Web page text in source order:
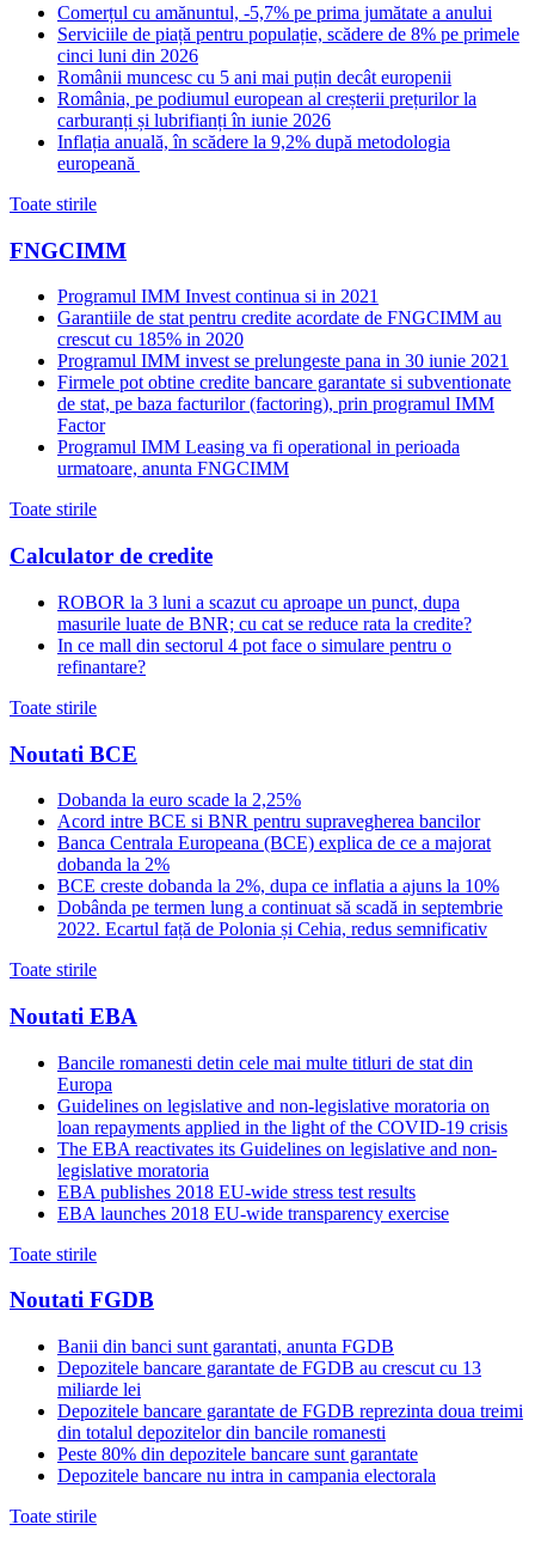
Comerțul cu amănuntul, -5,7% pe prima jumătate a anului
Serviciile de piață pentru populație, scădere de 8% pe primele
cinci luni din 2026
Românii muncesc cu 5 ani mai puțin decât europenii
România, pe podiumul european al creșterii prețurilor la
carburanți și lubrifianți în iunie 2026
Inflația anuală, în scădere la 9,2% după metodologia
europeană
Toate stirile
FNGCIMM
Programul IMM Invest continua si in 2021
Garantiile de stat pentru credite acordate de FNGCIMM au
crescut cu 185% in 2020
Programul IMM invest se prelungeste pana in 30 iunie 2021
Firmele pot obtine credite bancare garantate si subventionate
de stat, pe baza facturilor (factoring), prin programul IMM
Factor
Programul IMM Leasing va fi operational in perioada
urmatoare, anunta FNGCIMM
Toate stirile
Calculator de credite
ROBOR la 3 luni a scazut cu aproape un punct, dupa
masurile luate de BNR; cu cat se reduce rata la credite?
In ce mall din sectorul 4 pot face o simulare pentru o
refinantare?
Toate stirile
Noutati BCE
Dobanda la euro scade la 2,25%
Acord intre BCE si BNR pentru supravegherea bancilor
Banca Centrala Europeana (BCE) explica de ce a majorat
dobanda la 2%
BCE creste dobanda la 2%, dupa ce inflatia a ajuns la 10%
Dobânda pe termen lung a continuat să scadă in septembrie
2022. Ecartul față de Polonia și Cehia, redus semnificativ
Toate stirile
Noutati EBA
Bancile romanesti detin cele mai multe titluri de stat din
Europa
Guidelines on legislative and non-legislative moratoria on
loan repayments applied in the light of the COVID-19 crisis
The EBA reactivates its Guidelines on legislative and non-
legislative moratoria
EBA publishes 2018 EU-wide stress test results
EBA launches 2018 EU-wide transparency exercise
Toate stirile
Noutati FGDB
Banii din banci sunt garantati, anunta FGDB
Depozitele bancare garantate de FGDB au crescut cu 13
miliarde lei
Depozitele bancare garantate de FGDB reprezinta doua treimi
din totalul depozitelor din bancile romanesti
Peste 80% din depozitele bancare sunt garantate
Depozitele bancare nu intra in campania electorala
Toate stirile